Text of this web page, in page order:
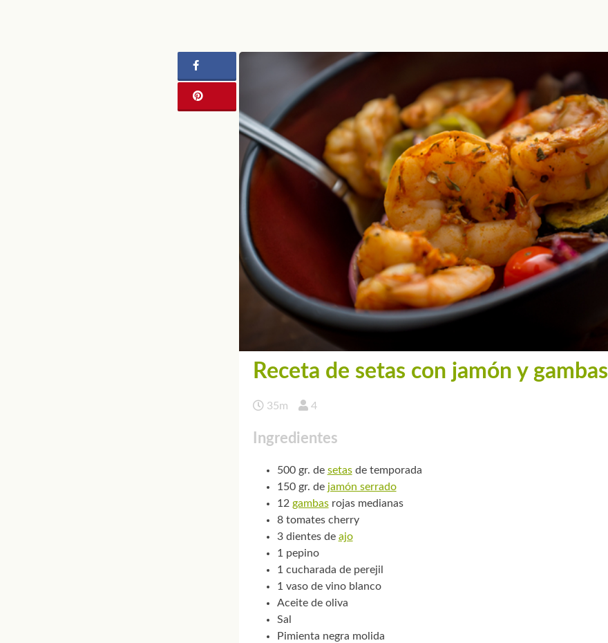
Receta de setas con jamón y gambas
35m 4
Ingredientes
500 gr. de setasde temporada
150 gr. de jamón serrado
12 gambasrojas medianas
8 tomates cherry
3 dientes de ajo
1 pepino
1 cucharada de perejil
1 vaso de vino blanco
Aceite de oliva
Sal
Pimienta negra molida